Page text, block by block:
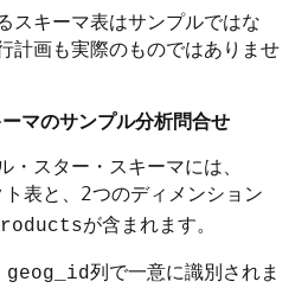
スキーマ表はサンプルではな
計画も実際のものではありませ
マのサンプル分析問合せ
・スター・スキーマには、
ト表と、2つのディメンション
が含まれます。
geog_id列で一意に識別されま